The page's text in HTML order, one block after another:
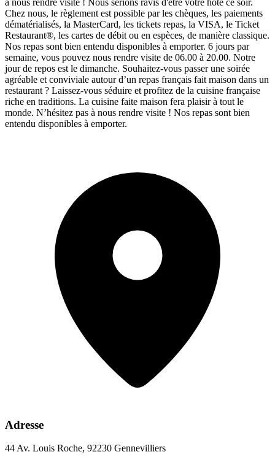
Chez nous, le règlement est possible par les chèques, les paiements
dématérialisés, la MasterCard, les tickets repas, la VISA, le Ticket
Restaurant®, les cartes de débit ou en espèces, de manière classique.
Nos repas sont bien entendu disponibles à emporter. 6 jours par
semaine, vous pouvez nous rendre visite de 06.00 à 20.00. Notre
jour de repos est le dimanche. Souhaitez-vous passer une soirée
agréable et conviviale autour d’un repas français fait maison dans un
restaurant ? Laissez-vous séduire et profitez de la cuisine française
riche en traditions. La cuisine faite maison fera plaisir à tout le
monde. N’hésitez pas à nous rendre visite ! Nos repas sont bien
entendu disponibles à emporter.
Adresse
44 Av. Louis Roche, 92230 Gennevilliers